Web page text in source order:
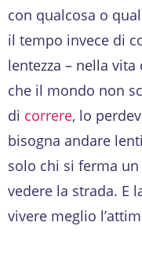
con qualcosa o
il tempo invece di
lentezza – nella
che il mondo non
di correre, lo
bisogna andare
solo chi si ferma
vedere la strada. E
vivere meglio